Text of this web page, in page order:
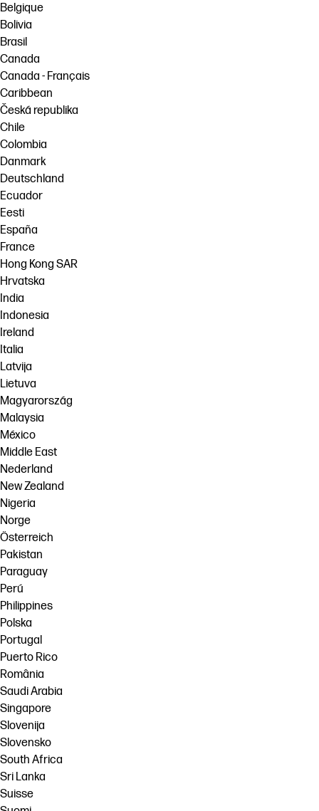
Belgique
Bolivia
Brasil
Canada
Canada - Français
Caribbean
Česká republika
Chile
Colombia
Danmark
Deutschland
Ecuador
Eesti
España
France
Hong Kong SAR
Hrvatska
India
Indonesia
Ireland
Italia
Latvija
Lietuva
Magyarország
Malaysia
México
Middle East
Nederland
New Zealand
Nigeria
Norge
Österreich
Pakistan
Paraguay
Perú
Philippines
Polska
Portugal
Puerto Rico
România
Saudi Arabia
Singapore
Slovenija
Slovensko
South Africa
Sri Lanka
Suisse